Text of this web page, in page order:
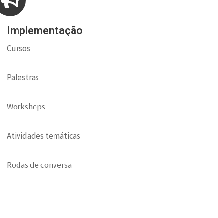
Implementação
Cursos
Palestras
Workshops
Atividades temáticas
Rodas de conversa